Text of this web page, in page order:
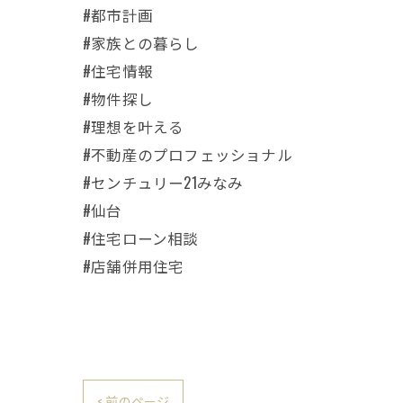
#都市計画
#家族との暮らし
#住宅情報
#物件探し
#理想を叶える
#不動産のプロフェッショナル
#センチュリー21みなみ
#仙台
#住宅ローン相談
#店舗併用住宅